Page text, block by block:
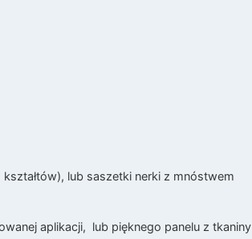
lub saszetki nerki z mnóstwem
aplikacji, lub pięknego panelu z tkaniny